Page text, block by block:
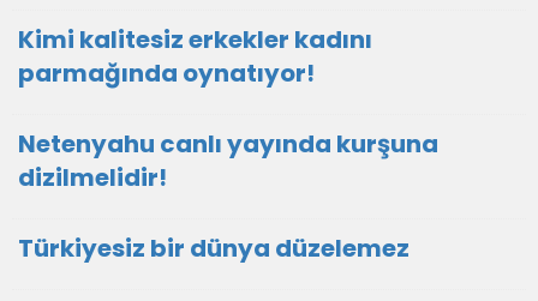
Kimi kalitesiz erkekler kadını
parmağında oynatıyor!
Netenyahu canlı yayında kurşuna
dizilmelidir!
Türkiyesiz bir dünya düzelemez